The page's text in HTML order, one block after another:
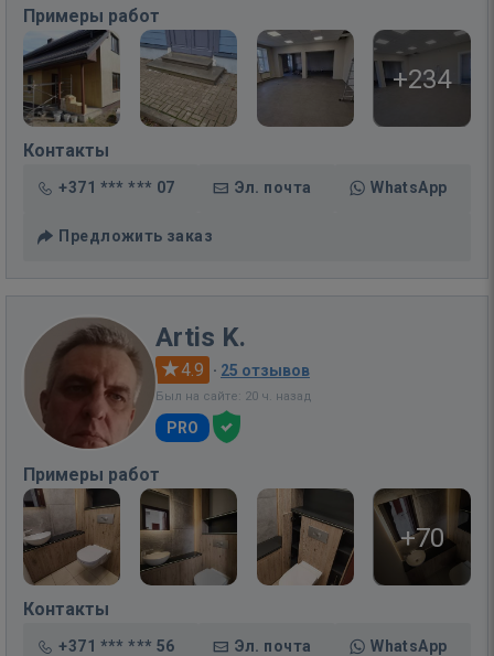
Примеры работ
+234
Контакты
+371 *** *** 07 Эл. почта WhatsApp
Предложить заказ
Artis K.
4.9 · 25 отзывов
Был на сайте: 20 ч. назад
PRO
Примеры работ
+70
Контакты
+371 *** *** 56 Эл. почта WhatsApp